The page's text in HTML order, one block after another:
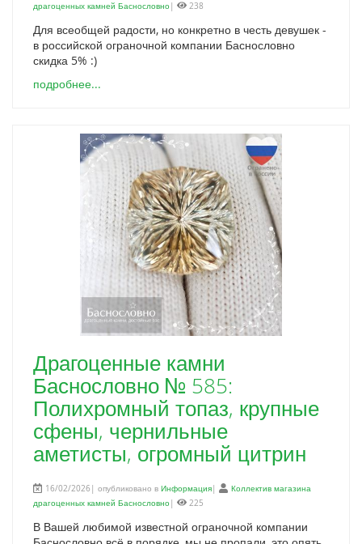
драгоценных камней Баснословно| 238
Для всеобщей радости, но конкретно в честь девушек -
в российской ограночной компании Баснословно
скидка 5% :)
подробнее...
Драгоценные камни
Баснословно № 585:
Полихромный топаз, крупные
сфены, чернильные
аметисты, огромный цитрин
16/02/2026| опубликовано в Информация|
Коллектив магазина
драгоценных камней Баснословно| 225
В Вашей любимой известной ограночной компании